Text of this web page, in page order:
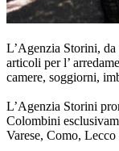
L’Agenzia Storini,
articoli per l’
camere, soggiorni,
L’Agenzia Storini
Colombini
Varese, Como, Lecco